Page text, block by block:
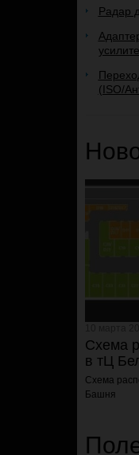
Радар
(ISO/
Схема
в тЦ
Схема
Башня